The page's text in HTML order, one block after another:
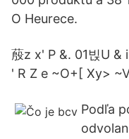
O Heurece.
蒑z x' P &. 01빉U
' R Z e ~O+[ Xy>
Podľa